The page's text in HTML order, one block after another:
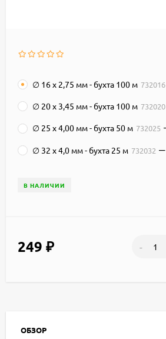
∅ 16 x 2,75 мм - бухта 100 м 732016
∅ 20 x 3,45 мм - бухта 100 м 732020
∅ 25 x 4,00 мм - бухта 50 м 732025
∅ 32 x 4,0 мм - бухта 25 м 732032
В НАЛИЧИИ
249 ₽ -
ОБЗОР